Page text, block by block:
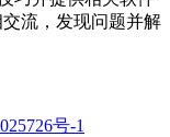
流，发现问题并解
号-1